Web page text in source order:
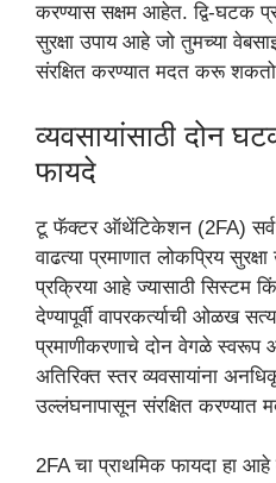
करण्यास सक्षम आहेत. द्वि-घटक
सुरक्षा उपाय आहे जो तुमच्या
संरक्षित करण्यात मदत करू
व्यवसायांसाठी दोन
फायदे
टू फॅक्टर ऑथेंटिकेशन (2FA) सर्व
वाढत्या प्रमाणात लोकप्रिय
प्रक्रिया आहे ज्यासाठी सिस्टम
देण्यापूर्वी वापरकर्त्याची ओळख
प्रमाणीकरणाचे दोन वेगळे स्वरूप
अतिरिक्त स्तर व्यवसायांना
उल्लंघनापासून संरक्षित करण्यात
2FA चा प्राथमिक फायदा हा आहे